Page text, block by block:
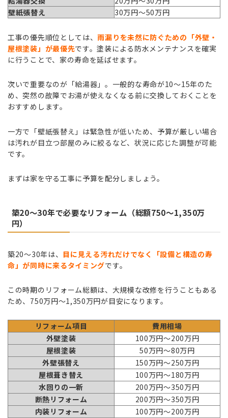
壁紙張替え
30万円〜50万円
工事の優先順位としては、雨漏りを未然に防ぐための「外壁・
屋根塗装」が最優先です。塗装による防水メンテナンスを確実
に行うことで、家の寿命を延ばせます。
次いで重要なのが「給湯器」。一般的な寿命が10〜15年のた
め、突然の故障でお湯が使えなくなる前に交換しておくことを
おすすめします。
一方で「壁紙張替え」は緊急性が低いため、予算が厳しい場合
は汚れが目立つ部屋のみに絞るなど、状況に応じた調整が可能
です。
まずは家を守る工事に予算を配分しましょう。
築20〜30年で必要なリフォーム（総額750〜1,350万
円）
築20〜30年は、 目に見える汚れだけでなく「設備と構造の寿
命」が同時に来るタイミングです。
この時期のリフォーム総額は、大規模な改修を行うこともある
ため、750万円〜1,350万円が目安になります。
リフォーム項目
費用相場
外壁塗装
100万円〜200万円
屋根塗装
50万円〜80万円
外壁張替え
150万円〜250万円
屋根葺き替え
100万円〜180万円
水回りの一新
200万円〜350万円
断熱リフォーム
200万円〜350万円
内装リフォーム
100万円〜200万円